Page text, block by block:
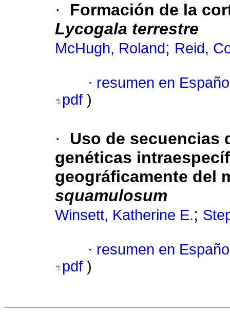
·
Formación de la
Lycogala terrestre
McHugh, Roland ; Reid,
· resumen en
pdf )
·
Uso de secuencias
genéticas
geográficamente del
squamulosum
Winsett, Katherine E.;
· resumen en
pdf )